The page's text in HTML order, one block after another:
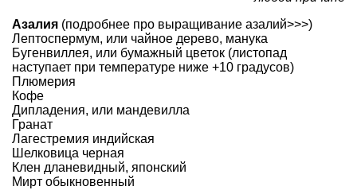
Азалия (подробнее про выращивание азалий>>>)
Лептоспермум, или чайное дерево, манука
Бугенвиллея, или бумажный цветок (листопад
наступает при температуре ниже +10 градусов)
Плюмерия
Кофе
Дипладения, или мандевилла
Гранат
Лагестремия индийская
Шелковица черная
Клен дланевидный, японский
Мирт обыкновенный